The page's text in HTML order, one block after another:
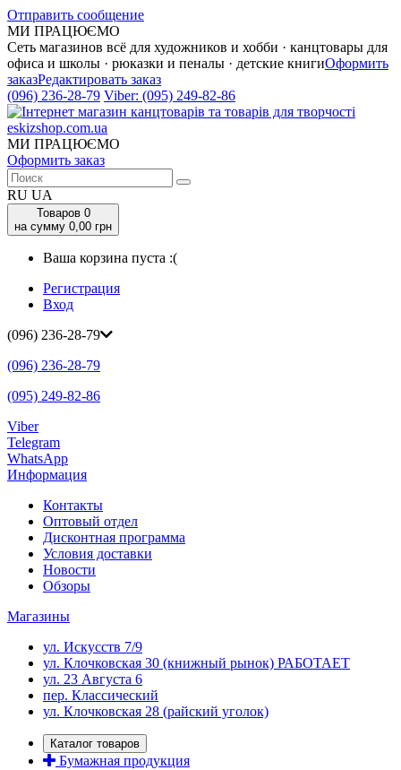
Отправить сообщение
МИ ПРАЦЮЄМО
Сеть магазинов всё для художников и хобби · канцтовары для
офиса и школы · рюказки и пеналы · детские книгиОформить
заказРедактировать заказ
(096) 236-28-79 Viber: (095) 249-82-86
МИ ПРАЦЮЄМО
Оформить заказ
RU UA
Товаров 0
на сумму 0,00 грн
Ваша корзина пуста :(
Регистрация
Вход
(096) 236-28-79
(096) 236-28-79
(095) 249-82-86
Viber
Telegram
WhatsApp
Информация
Контакты
Оптовый отдел
Дисконтная программа
Условия доставки
Новости
Обзоры
Магазины
ул. Искусств 7/9
ул. Клочковская 30 (книжный рынок) РАБОТАЕТ
ул. 23 Августа 6
пер. Классический
ул. Клочковская 28 (райский уголок)
Каталог товаров
Бумажная продукция